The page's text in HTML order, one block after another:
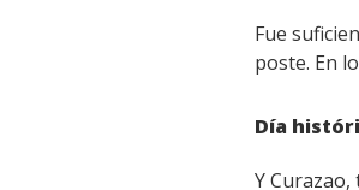
Fue
poste. En
Día
Y